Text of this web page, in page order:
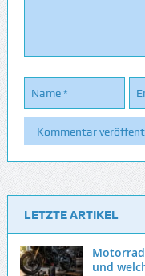
LETZTE ARTIKEL
und